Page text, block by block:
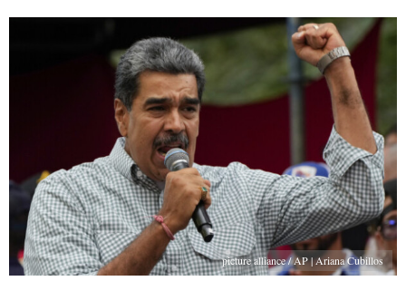
picture alliance / AP | Ariana Cubillos